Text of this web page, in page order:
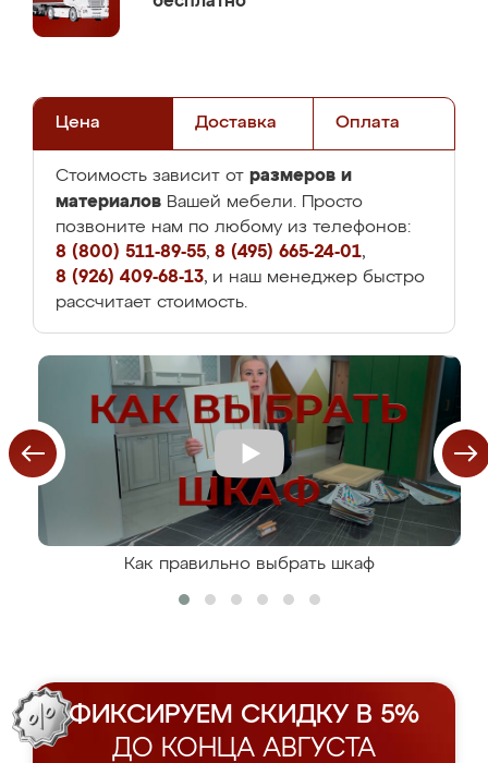
Цена Доставка Оплата
Стоимость зависит от размеров и
материалов Вашей мебели. Просто
позвоните нам по любому из телефонов:
8 (800) 511-89-55, 8 (495) 665-24-01,
8 (926) 409-68-13, и наш менеджер быстро
рассчитает стоимость.
Как правильно выбрать шкаф
ФИКСИРУЕМ СКИДКУ В 5%
ДО КОНЦА АВГУСТА